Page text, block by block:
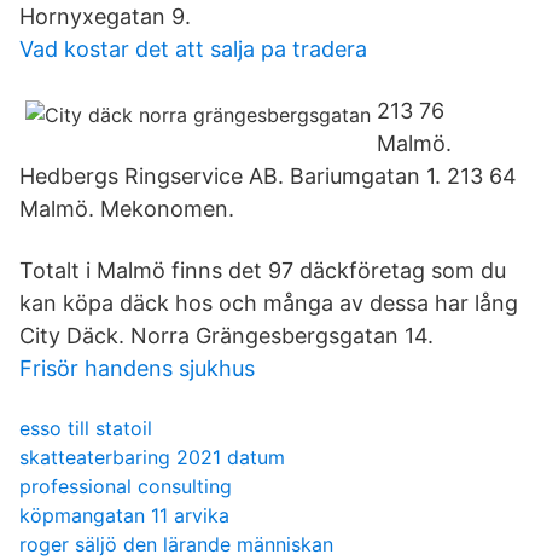
Hornyxegatan 9.
Vad kostar det att salja pa tradera
213 76
Malmö.
Hedbergs Ringservice AB. Bariumgatan 1. 213 64
Malmö. Mekonomen.
Totalt i Malmö finns det 97 däckföretag som du
kan köpa däck hos och många av dessa har lång
City Däck. Norra Grängesbergsgatan 14.
Frisör handens sjukhus
esso till statoil
skatteaterbaring 2021 datum
professional consulting
köpmangatan 11 arvika
roger säljö den lärande människan